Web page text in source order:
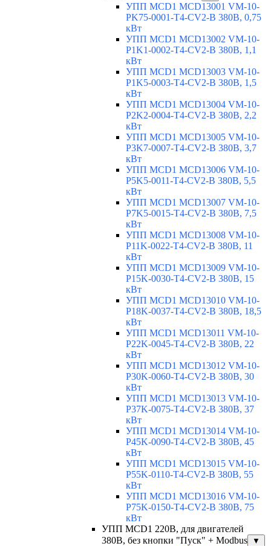
УПП MCD1 MCD13001 VM-10-
PK75-0001-T4-CV2-B 380В, 0,75
кВт
УПП MCD1 MCD13002 VM-10-
P1K1-0002-T4-CV2-B 380В, 1,1
кВт
УПП MCD1 MCD13003 VM-10-
P1K5-0003-T4-CV2-B 380В, 1,5
кВт
УПП MCD1 MCD13004 VM-10-
P2K2-0004-T4-CV2-B 380В, 2,2
кВт
УПП MCD1 MCD13005 VM-10-
P3K7-0007-T4-CV2-B 380В, 3,7
кВт
УПП MCD1 MCD13006 VM-10-
P5K5-0011-T4-CV2-B 380В, 5,5
кВт
УПП MCD1 MCD13007 VM-10-
P7K5-0015-T4-CV2-B 380В, 7,5
кВт
УПП MCD1 MCD13008 VM-10-
P11K-0022-T4-CV2-B 380В, 11
кВт
УПП MCD1 MCD13009 VM-10-
P15K-0030-T4-CV2-B 380В, 15
кВт
УПП MCD1 MCD13010 VM-10-
P18K-0037-T4-CV2-B 380В, 18,5
кВт
УПП MCD1 MCD13011 VM-10-
P22K-0045-T4-CV2-B 380В, 22
кВт
УПП MCD1 MCD13012 VM-10-
P30K-0060-T4-CV2-B 380В, 30
кВт
УПП MCD1 MCD13013 VM-10-
P37K-0075-T4-CV2-B 380В, 37
кВт
УПП MCD1 MCD13014 VM-10-
P45K-0090-T4-CV2-B 380В, 45
кВт
УПП MCD1 MCD13015 VM-10-
P55K-0110-T4-CV2-B 380В, 55
кВт
УПП MCD1 MCD13016 VM-10-
P75K-0150-T4-CV2-B 380В, 75
кВт
УПП MCD1 220В, для двигателей
380В, без кнопки "Пуск" + Modbus
▼